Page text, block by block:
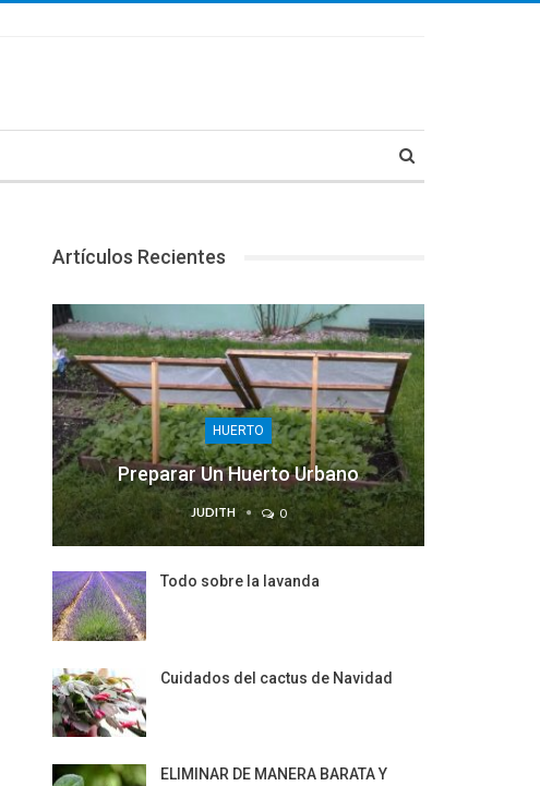
Artículos Recientes
HUERTO
Preparar Un Huerto Urbano
JUDITH 0
Todo sobre la lavanda
Cuidados del cactus de Navidad
ELIMINAR DE MANERA BARATA Y